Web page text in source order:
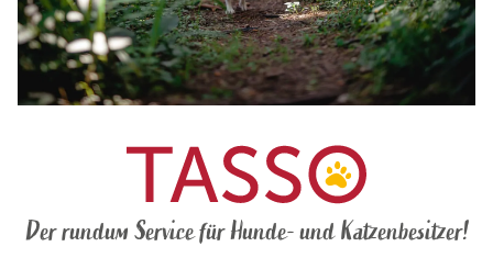
Der rundum Service für Hunde- und Katzenbesitzer!